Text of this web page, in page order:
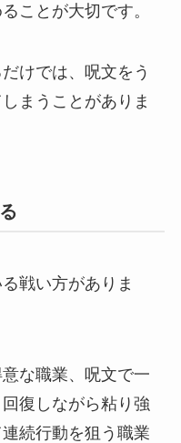
ことが大切です。
けでは、呪文をう
まうことがありま
戦い方がありま
な職業、呪文で一
復しながら粘り強
続行動を狙う職業